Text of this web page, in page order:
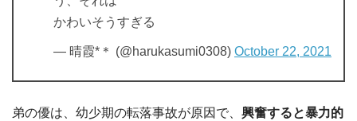
かわいそうすぎる
— 晴霞*＊ (@harukasumi0308) October 22, 2021
弟の優は、幼少期の転落事故が原因で、 興奮すると暴力的